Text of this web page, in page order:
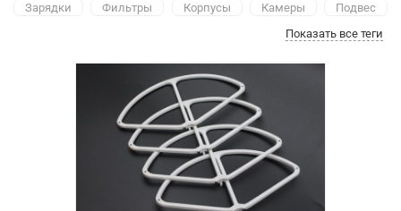
Зарядки
Фильтры Корпусы Камеры
Подвес
Показать все теги